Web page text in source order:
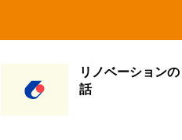
リノベーションの
話